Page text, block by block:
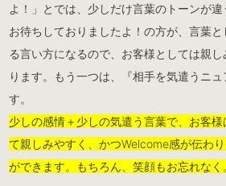
よ！」とでは、少しだけ言葉のトーンが
お待ちしておりましたよ！の方が、言葉
る言い方になるので、お客様としては親
ります。もう一つは、『相手を気遣うニ
す。
少しの感情＋少しの気遣う言葉で、お客
て親しみやすく、かつWelcome感が伝わ
ができます。もちろん、笑顔もお忘れなく